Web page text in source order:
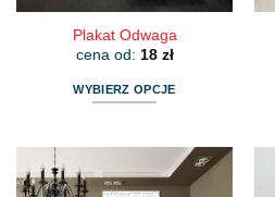
Plakat Odwaga
cena od: 18 zł
WYBIERZ OPCJE
wiele